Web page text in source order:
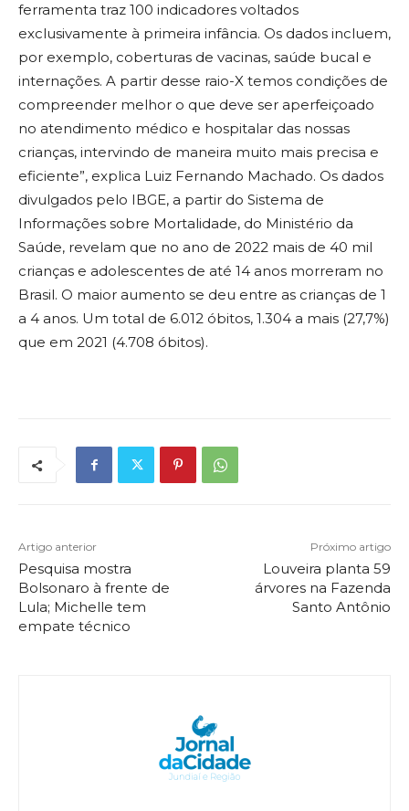
ferramenta traz 100 indicadores voltados
exclusivamente à primeira infância. Os dados incluem,
por exemplo, coberturas de vacinas, saúde bucal e
internações. A partir desse raio-X temos condições de
compreender melhor o que deve ser aperfeiçoado
no atendimento médico e hospitalar das nossas
crianças, intervindo de maneira muito mais precisa e
eficiente”, explica Luiz Fernando Machado. Os dados
divulgados pelo IBGE, a partir do Sistema de
Informações sobre Mortalidade, do Ministério da
Saúde, revelam que no ano de 2022 mais de 40 mil
crianças e adolescentes de até 14 anos morreram no
Brasil. O maior aumento se deu entre as crianças de 1
a 4 anos. Um total de 6.012 óbitos, 1.304 a mais (27,7%)
que em 2021 (4.708 óbitos).
Artigo anterior
Pesquisa mostra
Bolsonaro à frente de
Lula; Michelle tem
empate técnico
Próximo artigo
Louveira planta 59
árvores na Fazenda
Santo Antônio